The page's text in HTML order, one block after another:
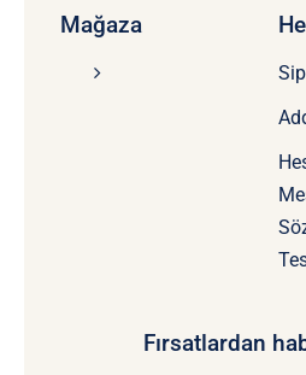
Mağaza
Fırsatlardan